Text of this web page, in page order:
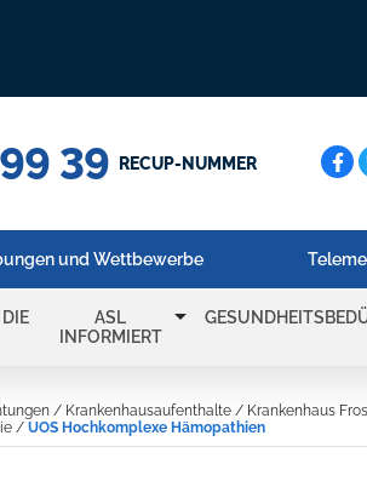
39 RECUP-NUMMER
und Wettbewerbe
ASL
INFORMIERT
arrow_drop_down
/ Krankenhausaufenthalte / Krankenhaus
/ UOS Hochkomplexe Hämopathien